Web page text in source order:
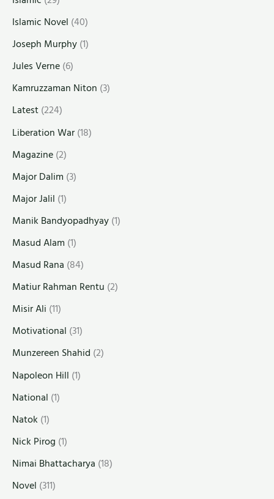
Islamic Novel (40)
Joseph Murphy(1)
Jules Verne(6)
Kamruzzaman Niton (3)
Latest(224)
Liberation War(18)
Magazine(2)
Major Dalim (3)
Major Jalil (1)
Manik Bandyopadhyay(1)
Masud Alam (1)
Masud Rana (84)
Matiur Rahman Rentu (2)
Misir Ali (11)
Motivational (31)
Munzereen Shahid (2)
Napoleon Hill (1)
National (1)
Natok (1)
Nick Pirog (1)
Nimai Bhattacharya (18)
Novel (311)